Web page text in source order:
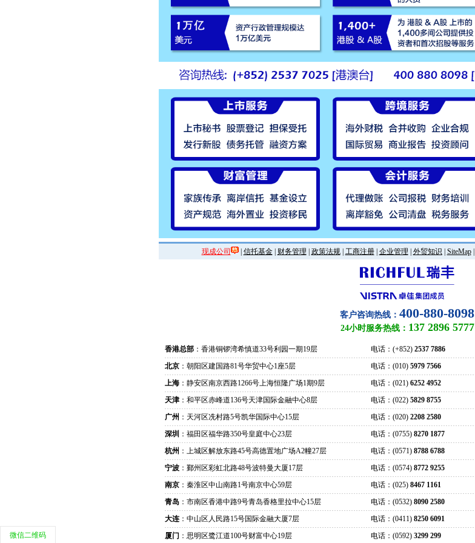
现成公司 | 信托基金| 财务管理 政策法规| 工商注册| 企业管理 外贸知识 SiteMap|
客户咨询热线： 400-880-8098
24小时服务热线： 137 2896 5777
香港总部 ：香港铜锣湾希慎道33号利园一期19层 电话：(+852) 2537 7886
北京 ：朝阳区建国路81号华贸中心1座5层 电话：(010) 5979 7566
上海 ：静安区南京西路1266号上海恒隆广场1期9层 电话：(021) 6252 4952
天津 ：和平区赤峰道136号天津国际金融中心8层 电话：(022) 5829 8755
广州 ：天河区冼村路5号凯华国际中心15层 电话：(020) 2208 2580
深圳 ：福田区福华路350号皇庭中心23层 电话：(0755) 8270 1877
杭州 ：上城区解放东路45号高德置地广场A2幢27层 电话：(0571) 8788 6788
宁波 ：鄞州区彩虹北路48号波特曼大厦17层 电话：(0574) 8772 9255
南京 ：秦淮区中山南路1号南京中心59层 电话：(025) 8467 1161
青岛 ：市南区香港中路9号青岛香格里拉中心15层 电话：(0532) 8090 2580
大连 ：中山区人民路15号国际金融大厦7层 电话：(0411) 8250 6091
厦门 ：思明区鹭江道100号财富中心19层 电话：(0592) 3299 299
微信二维码